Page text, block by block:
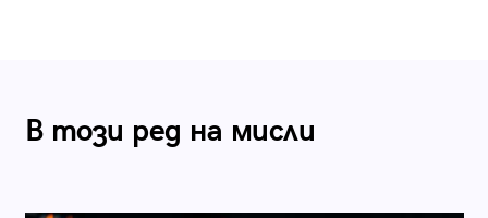
В този ред на мисли